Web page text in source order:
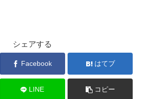
シェアする
Facebook はてブ
LINE コピー